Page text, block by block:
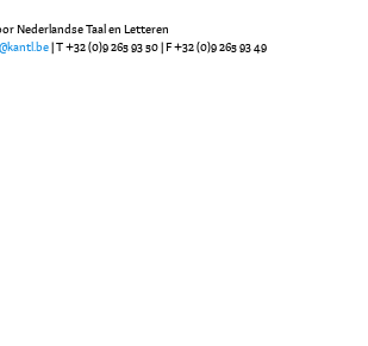
Nederlandse Taal en Letteren
| T +32 (0)9 265 93 50 | F +32 (0)9 265 93 49